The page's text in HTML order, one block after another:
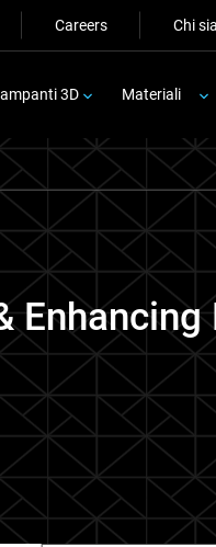
Careers Chi
3D Materiali